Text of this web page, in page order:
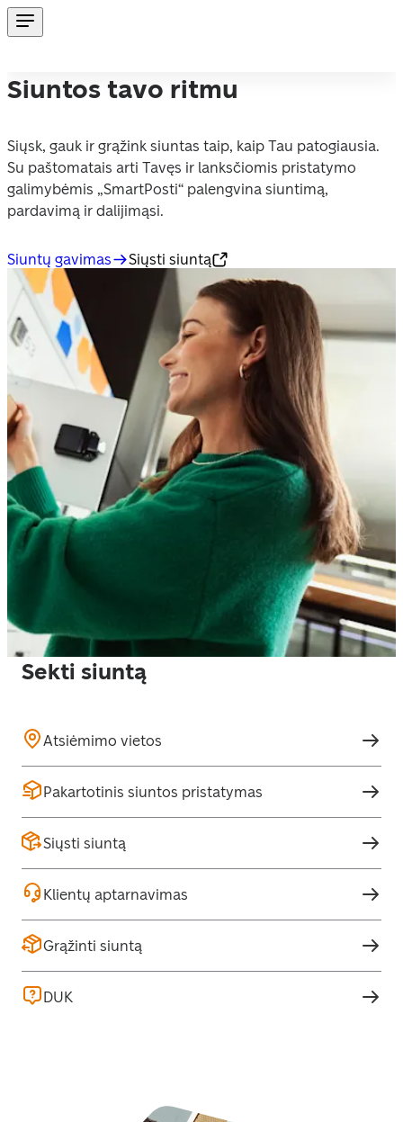
Siuntos tavo ritmu
Siųsk, gauk ir grąžink siuntas taip, kaip Tau patogiausia.
Su paštomatais arti Tavęs ir lanksčiomis pristatymo
galimybėmis „SmartPosti“ palengvina siuntimą,
pardavimą ir dalijimąsi.
Siuntų gavimas Siųsti siuntą
Sekti siuntą
Atsiėmimo vietos
Pakartotinis siuntos pristatymas
Siųsti siuntą
Klientų aptarnavimas
Grąžinti siuntą
DUK